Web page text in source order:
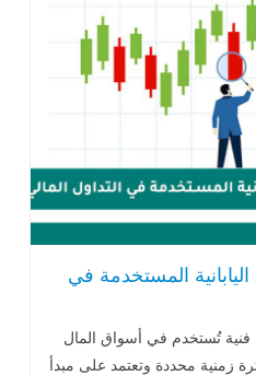
المستخدمة في
فنية تُستخدم في أسواق المال
زمنية محددة وتعتمد على مبدأ